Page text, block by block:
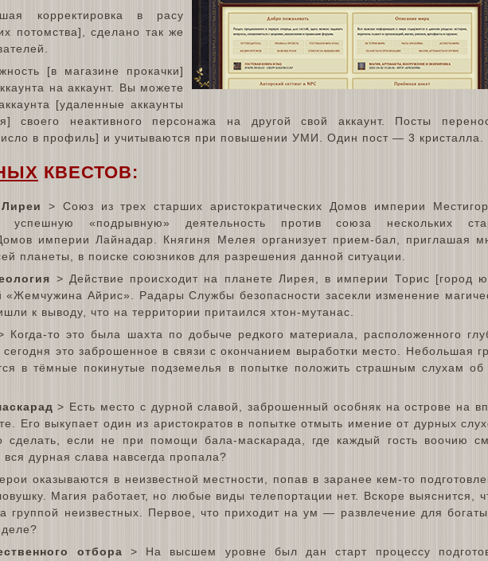
корректировка в расу
потомства], сделано так же
[в магазине прокачки]
на аккаунт. Вы можете
[удаленные аккаунты
своего неактивного персонажа на другой свой аккаунт. Посты
в профиль] и учитываются при повышении УМИ. Один пост — 3 кристалла.
КВЕСТОВ:
> Союз из трех старших аристократических Домов империи
успешную «подрывную» деятельность против союза нескольких
империи Лайнадар. Княгиня Мелея организует прием-бал, приглашая
планеты, в поиске союзников для разрешения данной ситуации.
> Действие происходит на планете Лирея, в империи Торис [город
«Жемчужина Айрис». Радары Службы безопасности засекли изменение
к выводу, что на территории притаился хтон-мутанас.
Когда-то это была шахта по добыче редкого материала, расположенного
сегодня это заброшенное в связи с окончанием выработки место. Небольшая
в тёмные покинутые подземелья в попытке положить страшным слухам об
> Есть место с дурной славой, заброшенный особняк на острове на
Его выкупает один из аристократов в попытке отмыть имение от дурных
сделать, если не при помощи бала-маскарада, где каждый гость воочию
вся дурная слава навсегда пропала?
оказываются в неизвестной местности, попав в заранее кем-то
Магия работает, но любые виды телепортации нет. Вскоре выяснится,
группой неизвестных. Первое, что приходит на ум — развлечение для
отбора > На высшем уровне был дан старт процессу